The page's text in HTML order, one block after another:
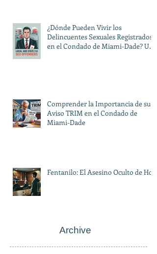
¿Dónde Pueden Vivir los
Delincuentes Sexuales Registrados
en el Condado de Miami-Dade? Una
Comprender la Importancia de su
Aviso TRIM en el Condado de
Miami-Dade
Fentanilo: El Asesino Oculto de Hoy
Archive